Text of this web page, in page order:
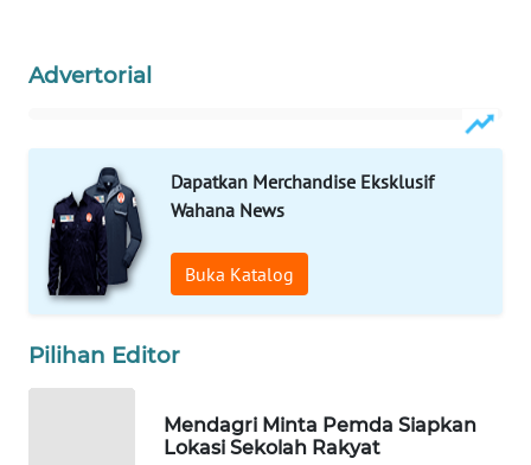
Advertorial
Dapatkan Merchandise Eksklusif
Wahana News
Buka Katalog
Pilihan Editor
Mendagri Minta Pemda Siapkan
Lokasi Sekolah Rakyat
UMKM
SELEB
WAHANA
PERSONA
WAHANA